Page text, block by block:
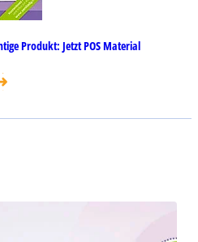
Produkt: Jetzt POS Material